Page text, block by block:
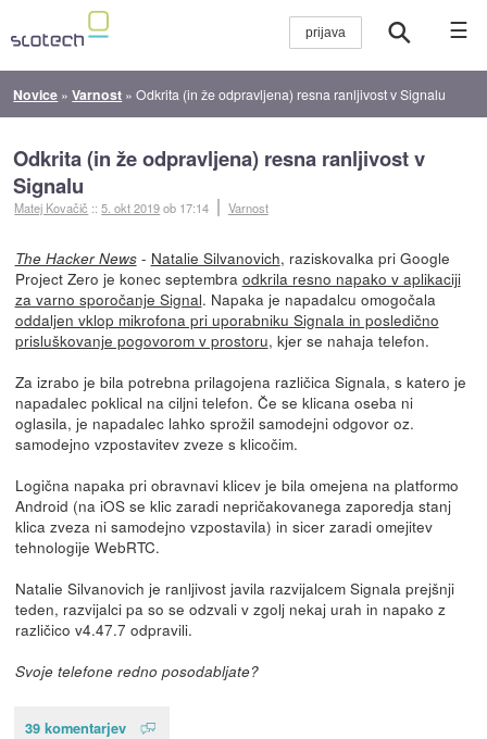
☰
Novice »Varnost »Odkrita (in že odpravljena) resna ranljivost v Signalu
Odkrita (in že odpravljena) resna ranljivost v
Signalu
Matej Kovačič ::5. okt 2019ob 17:14 Varnost
The Hacker News- Natalie Silvanovich, raziskovalka pri Google
Project Zero je konec septembra odkrila resno napako v aplikaciji
za varno sporočanje Signal. Napaka je napadalcu omogočala
oddaljen vklop mikrofona pri uporabniku Signala in posledično
prisluškovanje pogovorom v prostoru, kjer se nahaja telefon.
Za izrabo je bila potrebna prilagojena različica Signala, s katero je
napadalec poklical na ciljni telefon. Če se klicana oseba ni
oglasila, je napadalec lahko sprožil samodejni odgovor oz.
samodejno vzpostavitev zveze s klicočim.
Logična napaka pri obravnavi klicev je bila omejena na platformo
Android (na iOS se klic zaradi nepričakovanega zaporedja stanj
klica zveza ni samodejno vzpostavila) in sicer zaradi omejitev
tehnologije WebRTC.
Natalie Silvanovich je ranljivost javila razvijalcem Signala prejšnji
teden, razvijalci pa so se odzvali v zgolj nekaj urah in napako z
različico v4.47.7 odpravili.
Svoje telefone redno posodabljate?
39 komentarjev